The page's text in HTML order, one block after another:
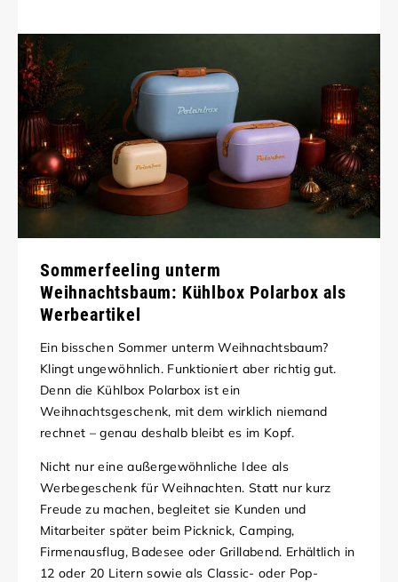
Sommerfeeling unterm
Weihnachtsbaum: Kühlbox Polarbox als
Werbeartikel
Ein bisschen Sommer unterm Weihnachtsbaum?
Klingt ungewöhnlich. Funktioniert aber richtig gut.
Denn die Kühlbox Polarbox ist ein
Weihnachtsgeschenk, mit dem wirklich niemand
rechnet – genau deshalb bleibt es im Kopf.
Nicht nur eine außergewöhnliche Idee als
Werbegeschenk für Weihnachten. Statt nur kurz
Freude zu machen, begleitet sie Kunden und
Mitarbeiter später beim Picknick, Camping,
Firmenausflug, Badesee oder Grillabend. Erhältlich in
12 oder 20 Litern sowie als Classic- oder Pop-